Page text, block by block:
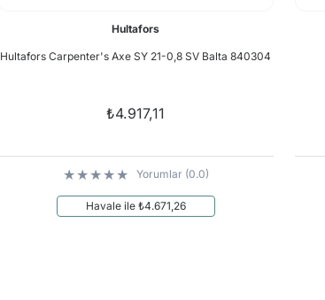
Hultafors
Hultafors Carpenter's Axe SY 21-0,8 SV Balta 840304
₺4.917,11
Yorumlar (0.0)
Havale ile ₺4.671,26